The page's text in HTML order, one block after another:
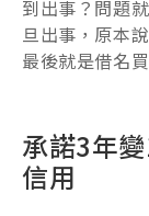
到出事？問題
旦出事，原本
最後就是借名
承諾3年
信用